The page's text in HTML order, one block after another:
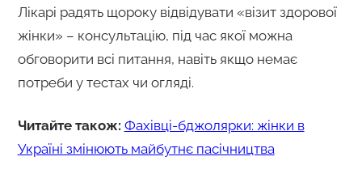
Лікарі радять щороку відвідувати «візит здорової
жінки» – консультацію, під час якої можна
обговорити всі питання, навіть якщо немає
потреби у тестах чи огляді.
Читайте також: Фахівці-бджолярки: жінки в
Україні змінюють майбутнє пасічництва